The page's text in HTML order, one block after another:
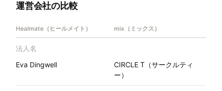
運営会社の比較
Healmate（ヒールメイト） mix（ミックス）
法人名
Eva Dingwell
CIRCLE T（サークルティ
ー）